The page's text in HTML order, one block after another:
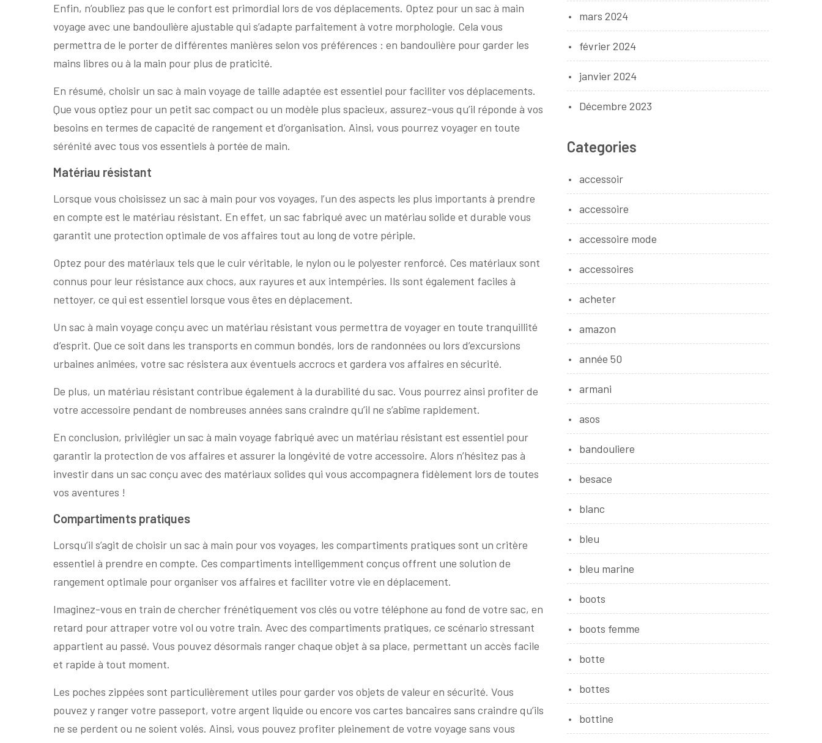
Enfin, n’oubliez pas que le confort est primordial lors de vos déplacements. Optez pour un sac à main
voyage avec une bandoulière ajustable qui s’adapte parfaitement à votre morphologie. Cela vous
permettra de le porter de différentes manières selon vos préférences : en bandoulière pour garder les
mains libres ou à la main pour plus de praticité.
En résumé, choisir un sac à main voyage de taille adaptée est essentiel pour faciliter vos déplacements.
Que vous optiez pour un petit sac compact ou un modèle plus spacieux, assurez-vous qu’il réponde à vos
besoins en termes de capacité de rangement et d’organisation. Ainsi, vous pourrez voyager en toute
sérénité avec tous vos essentiels à portée de main.
Matériau résistant
Lorsque vous choisissez un sac à main pour vos voyages, l’un des aspects les plus importants à prendre
en compte est le matériau résistant. En effet, un sac fabriqué avec un matériau solide et durable vous
garantit une protection optimale de vos affaires tout au long de votre périple.
Optez pour des matériaux tels que le cuir véritable, le nylon ou le polyester renforcé. Ces matériaux sont
connus pour leur résistance aux chocs, aux rayures et aux intempéries. Ils sont également faciles à
nettoyer, ce qui est essentiel lorsque vous êtes en déplacement.
Un sac à main voyage conçu avec un matériau résistant vous permettra de voyager en toute tranquillité
d’esprit. Que ce soit dans les transports en commun bondés, lors de randonnées ou lors d’excursions
urbaines animées, votre sac résistera aux éventuels accrocs et gardera vos affaires en sécurité.
De plus, un matériau résistant contribue également à la durabilité du sac. Vous pourrez ainsi profiter de
votre accessoire pendant de nombreuses années sans craindre qu’il ne s’abîme rapidement.
En conclusion, privilégier un sac à main voyage fabriqué avec un matériau résistant est essentiel pour
garantir la protection de vos affaires et assurer la longévité de votre accessoire. Alors n’hésitez pas à
investir dans un sac conçu avec des matériaux solides qui vous accompagnera fidèlement lors de toutes
vos aventures !
Compartiments pratiques
Lorsqu’il s’agit de choisir un sac à main pour vos voyages, les compartiments pratiques sont un critère
essentiel à prendre en compte. Ces compartiments intelligemment conçus offrent une solution de
rangement optimale pour organiser vos affaires et faciliter votre vie en déplacement.
Imaginez-vous en train de chercher frénétiquement vos clés ou votre téléphone au fond de votre sac, en
retard pour attraper votre vol ou votre train. Avec des compartiments pratiques, ce scénario stressant
appartient au passé. Vous pouvez désormais ranger chaque objet à sa place, permettant un accès facile
et rapide à tout moment.
Les poches zippées sont particulièrement utiles pour garder vos objets de valeur en sécurité. Vous
pouvez y ranger votre passeport, votre argent liquide ou encore vos cartes bancaires sans craindre qu’ils
ne se perdent ou ne soient volés. Ainsi, vous pouvez profiter pleinement de votre voyage sans vous
mars 2024
février 2024
janvier 2024
Décembre 2023
Categories
accessoir
accessoire
accessoire mode
accessoires
acheter
amazon
année 50
armani
asos
bandouliere
besace
blanc
bleu
bleu marine
boots
boots femme
botte
bottes
bottine